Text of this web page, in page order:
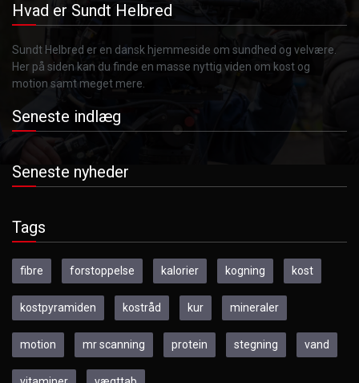
Hvad er Sundt Helbred
Sundt Helbred er en dansk hjemmeside om sundhed og velvære.
Her på siden kan du finde en masse nyttig viden om kost og
motion samt meget mere.
Seneste indlæg
Seneste nyheder
Tags
fibre forstoppelse kalorier kogning kost
kostpyramiden kostråd kur mineraler
motion mr scanning protein stegning vand